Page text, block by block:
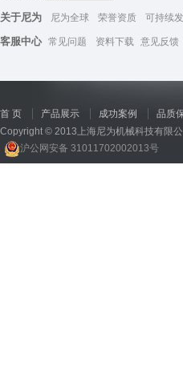
关于尼为
尼为全球 荣誉资质 可持续
客服中心 常见问题 资料下载 意见反馈
首 页 产品展示 成功案例 品质
Copyright © 2013上海尼为机械科技有限
沪公网安备 31011702002013号